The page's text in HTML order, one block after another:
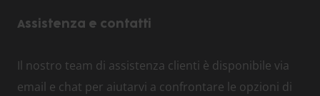
Assistenza e contatti
Il nostro team di assistenza clienti è disponibile via
email e chat per aiutarvi a confrontare le opzioni di